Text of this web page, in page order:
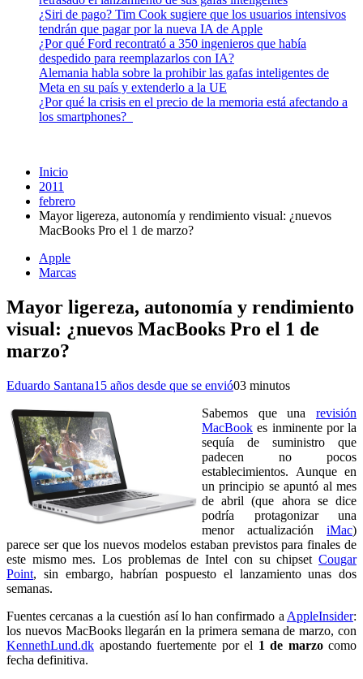
¿Siri de pago? Tim Cook sugiere que los usuarios intensivos
tendrán que pagar por la nueva IA de Apple
¿Por qué Ford recontrató a 350 ingenieros que había
despedido para reemplazarlos con IA?
Alemania habla sobre la prohibir las gafas inteligentes de
Meta en su país y extenderlo a la UE
¿Por qué la crisis en el precio de la memoria está afectando a
los smartphones?
Inicio
2011
febrero
Mayor ligereza, autonomía y rendimiento visual: ¿nuevos
MacBooks Pro el 1 de marzo?
Apple
Marcas
Mayor ligereza, autonomía y rendimiento
visual: ¿nuevos MacBooks Pro el 1 de
marzo?
Eduardo Santana15 años desde que se envió03 minutos
Sabemos que una revisión
MacBook es inminente por la
sequía de suministro que
padecen no pocos
establecimientos. Aunque en
un principio se apuntó al mes
de abril (que ahora se dice
podría protagonizar una
menor actualización iMac)
parece ser que los nuevos modelos estaban previstos para finales de
este mismo mes. Los problemas de Intel con su chipset Cougar
Point, sin embargo, habrían pospuesto el lanzamiento unas dos
semanas.
Fuentes cercanas a la cuestión así lo han confirmado a AppleInsider:
los nuevos MacBooks llegarán en la primera semana de marzo, con
KennethLund.dk apostando fuertemente por el 1 de marzocomo
fecha definitiva.